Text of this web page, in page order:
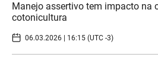
Manejo assertivo tem impacto na
cotonicultura
06.03.2026 | 16:15 (UTC -3)